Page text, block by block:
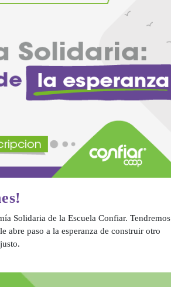
Solidaria de la Escuela Confiar. Tendremos
abre paso a la esperanza de construir otro
.